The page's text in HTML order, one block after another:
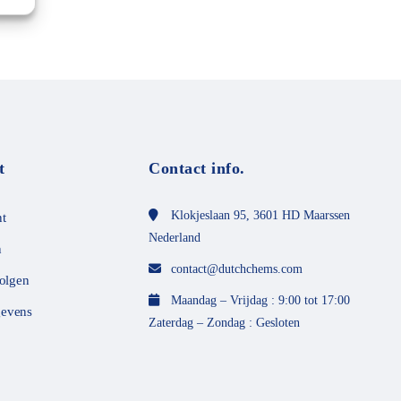
Contact info.
Klokjeslaan 95, 3601 HD Maarssen
Nederland
contact@dutchchems.com
Maandag – Vrijdag : 9:00 tot 17:00
Zaterdag – Zondag : Gesloten